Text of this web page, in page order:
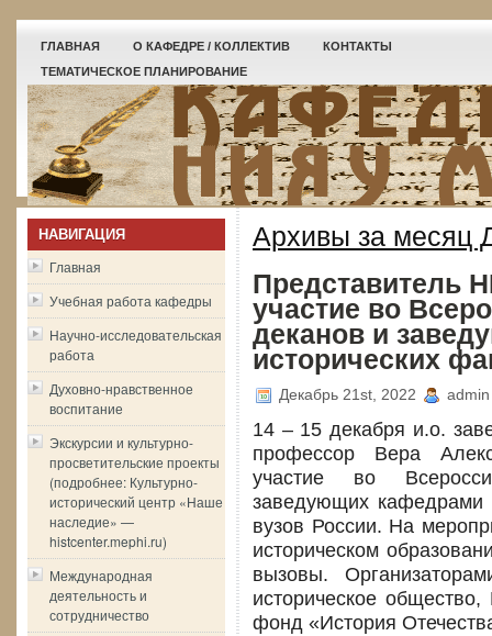
ГЛАВНАЯ О КАФЕДРЕ / КОЛЛЕКТИВ
КОНТАКТЫ
ТЕМАТИЧЕСКОЕ ПЛАНИРОВАНИЕ
НАВИГАЦИЯ
Главная
Учебная работа кафедры
Научно-исследовательская
работа
Духовно-нравственное
воспитание
Экскурсии и культурно-
просветительские проекты
(подробнее: Культурно-
исторический центр «Наше
наследие» —
histcenter.mephi.ru)
Международная
деятельность и
сотрудничество
Архивы за месяц
Представитель
участие во
деканов и
исторических
Декабрь 21st, 2022 admin
14 – 15 декабря и.о.
профессор Вера
участие во
заведующих кафедрами
вузов России. На
историческом
вызовы.
историческое
фонд «История